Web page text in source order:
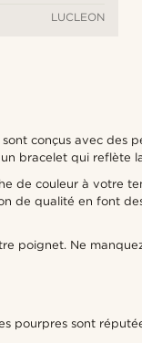
LUCLEON
conçus avec des
bracelet qui reflète
de couleur à votre
de qualité en font
poignet. Ne
pourpres sont